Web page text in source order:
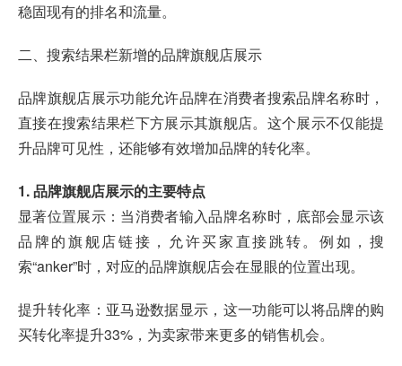
稳固现有的排名和流量。
二、搜索结果栏新增的品牌旗舰店展示
品牌旗舰店展示功能允许品牌在消费者搜索品牌名称时，
直接在搜索结果栏下方展示其旗舰店。这个展示不仅能提
升品牌可见性，还能够有效增加品牌的转化率。
1. 品牌旗舰店展示的主要特点
显著位置展示：当消费者输入品牌名称时，底部会显示该
品牌的旗舰店链接，允许买家直接跳转。例如，搜
索“anker”时，对应的品牌旗舰店会在显眼的位置出现。
提升转化率：亚马逊数据显示，这一功能可以将品牌的购
买转化率提升33%，为卖家带来更多的销售机会。